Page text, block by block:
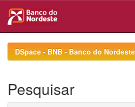
navigationDSpace - BNB - Banco do
Pesquisar